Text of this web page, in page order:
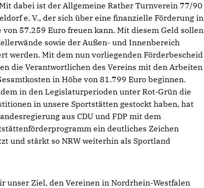
dabei ist der Allgemeine Rather Turnverein 77/90
e. V., der sich über eine finanzielle Förderung in
von 57.259 Euro freuen kann. Mit diesem Geld sollen
sowie der Außen- und Innenbereich
werden. Mit dem nun vorliegenden Förderbescheid
die Verantwortlichen des Vereins mit den Arbeiten
in Höhe von 81.799 Euro beginnen.
in den Legislaturperioden unter Rot-Grün die
in unsere Sportstätten gestockt haben, hat
aus CDU und FDP mit dem
ein deutliches Zeichen
und stärkt so NRW weiterhin als Sportland
Ziel, den Vereinen in Nordrhein-Westfalen